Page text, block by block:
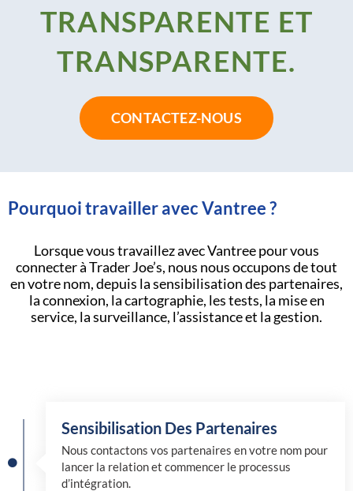
TRANSPARENTE ET
TRANSPARENTE.
CONTACTEZ-NOUS
Pourquoi travailler avec Vantree ?
Lorsque vous travaillez avec Vantree pour vous
connecter à Trader Joe’s, nous nous occupons de tout
en votre nom, depuis la sensibilisation des partenaires,
la connexion, la cartographie, les tests, la mise en
service, la surveillance, l’assistance et la gestion.
Sensibilisation Des Partenaires
Nous contactons vos partenaires en votre nom pour
lancer la relation et commencer le processus
d’intégration.